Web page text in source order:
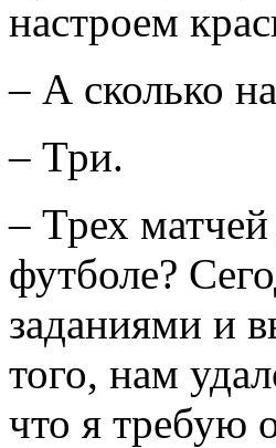
настроем
– А сколько
– Три.
– Трех
футболе?
заданиями и
того, нам
что я требую